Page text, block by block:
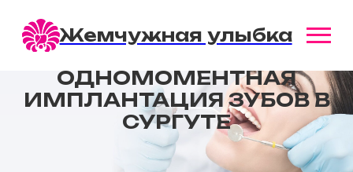
Жемчужная улыбка
ОДНОМОМЕНТНАЯ
ИМПЛАНТАЦИЯ ЗУБОВ В
СУРГУТЕ